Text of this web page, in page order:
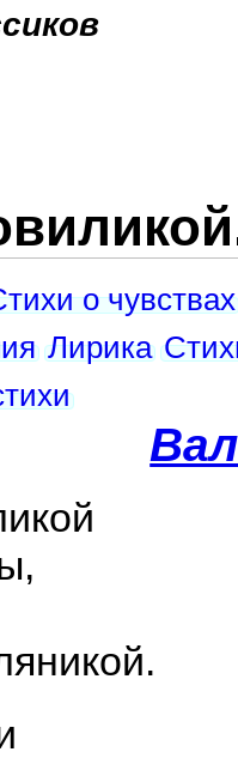
о чувствах
Лирика